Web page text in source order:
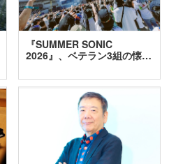
『SUMMER SONIC
2026』、ベテラン3組の懐…